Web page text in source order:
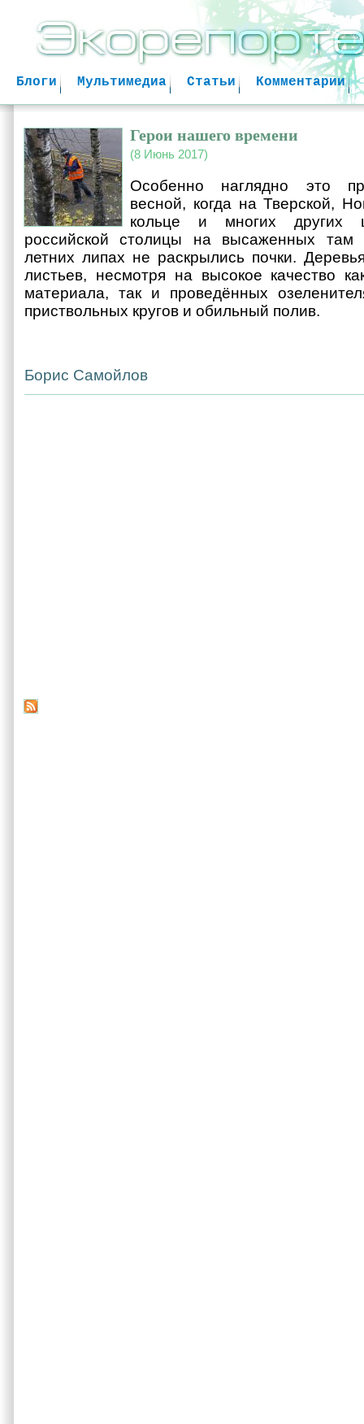
Комментарии
Статьи
Мультимедиа
Блоги
Герои нашего времени
(8 Июнь 2017)
Особенно наглядно это
весной, когда на Тверской,
кольце и многих других
российской столицы на высаженных
летних липах не раскрылись почки.
листьев, несмотря на высокое качество
материала, так и проведённых
приствольных кругов и обильный полив.
Борис Самойлов